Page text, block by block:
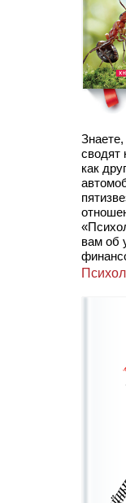
сводят
как
вам об